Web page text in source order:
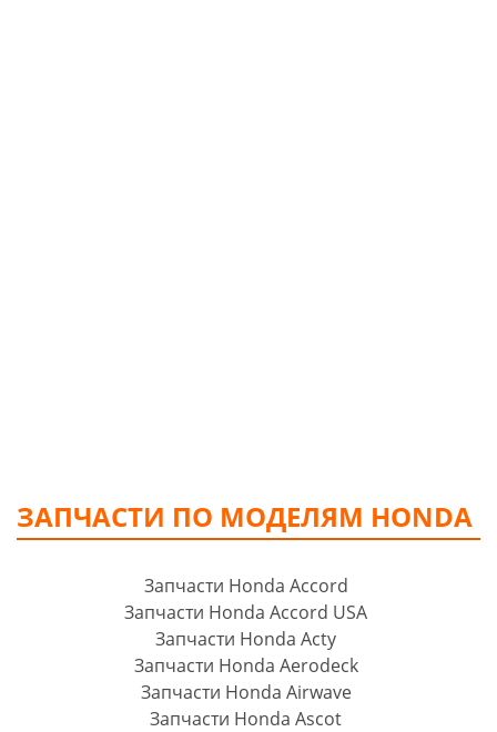
ЗАПЧАСТИ ПО МОДЕЛЯМ HONDA
Запчасти Honda Accord
Запчасти Honda Accord USA
Запчасти Honda Acty
Запчасти Honda Aerodeck
Запчасти Honda Airwave
Запчасти Honda Ascot